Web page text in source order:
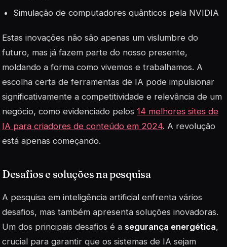
Simulação de computadores quânticos pela NVIDIA
Estas inovações não são apenas um vislumbre do
futuro, mas já fazem parte do nosso presente,
moldando a forma como vivemos e trabalhamos. A
escolha certa de ferramentas de IA pode impulsionar
significativamente a competitividade e relevância de um
negócio, como evidenciado pelos 14 melhores sites de
IA para criadores de conteúdo em 2024. A revolução
está apenas começando.
Desafios e soluções na pesquisa
A pesquisa em inteligência artificial enfrenta vários
desafios, mas também apresenta soluções inovadoras.
Um dos principais desafios é a segurança energética,
crucial para garantir que os sistemas de IA sejam